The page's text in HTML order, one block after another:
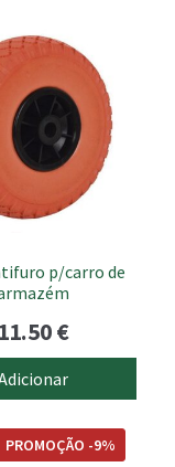
p/carro de
11.50€
PROMOÇÃO -9%